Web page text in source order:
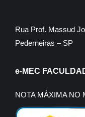
Rua Prof. Massud
Pederneiras – SP
e-MEC
NOTA MÁXIMA NO